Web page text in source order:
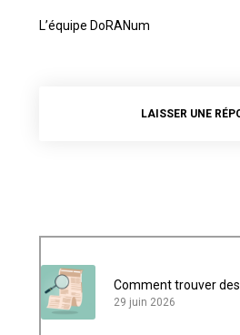
L’équipe DoRANum
LAISSER UNE
Comment trouver
29 juin 2026